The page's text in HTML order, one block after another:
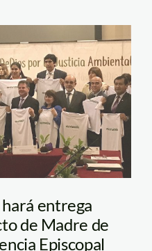
entrega
de Madre de
Episcopal